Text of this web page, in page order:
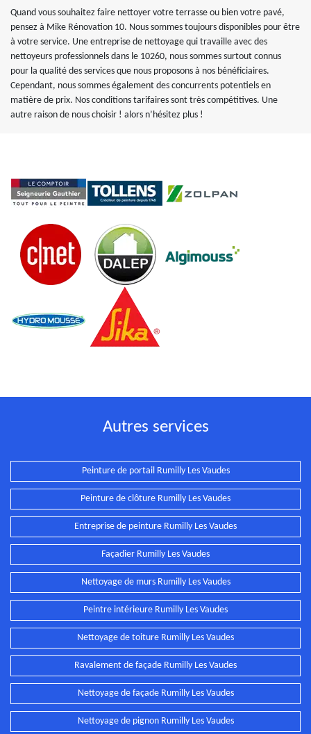
Quand vous souhaitez faire nettoyer votre terrasse ou bien votre pavé,
pensez à Mike Rénovation 10. Nous sommes toujours disponibles pour être
à votre service. Une entreprise de nettoyage qui travaille avec des
nettoyeurs professionnels dans le 10260, nous sommes surtout connus
pour la qualité des services que nous proposons à nos bénéficiaires.
Cependant, nous sommes également des concurrents potentiels en
matière de prix. Nos conditions tarifaires sont très compétitives. Une
autre raison de nous choisir ! alors n’hésitez plus !
Autres services
Peinture de portail Rumilly Les Vaudes
Peinture de clôture Rumilly Les Vaudes
Entreprise de peinture Rumilly Les Vaudes
Façadier Rumilly Les Vaudes
Nettoyage de murs Rumilly Les Vaudes
Peintre intérieure Rumilly Les Vaudes
Nettoyage de toiture Rumilly Les Vaudes
Ravalement de façade Rumilly Les Vaudes
Nettoyage de façade Rumilly Les Vaudes
Nettoyage de pignon Rumilly Les Vaudes